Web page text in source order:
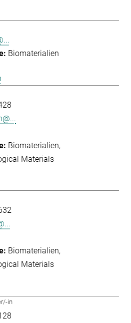
Biomaterialien
Biomaterialien
Materials
Biomaterialien
Materials
in